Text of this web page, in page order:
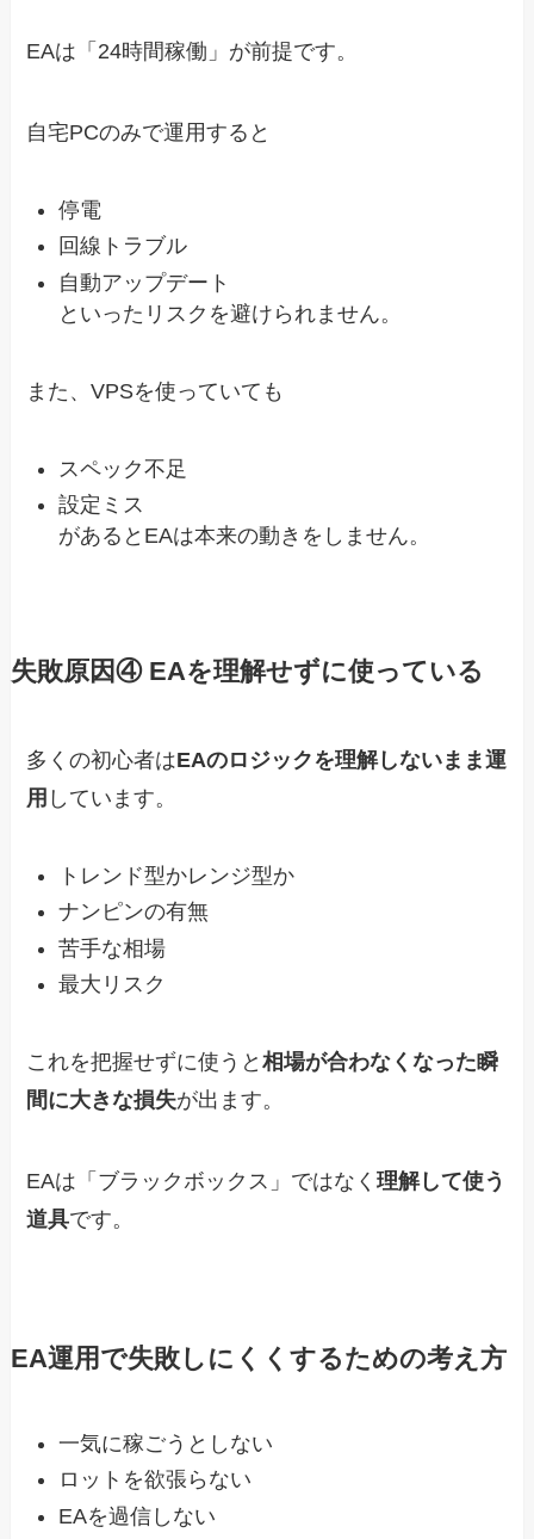
EAは「24時間稼働」が前提です。
自宅PCのみで運用すると
停電
回線トラブル
自動アップデート
といったリスクを避けられません。
また、VPSを使っていても
スペック不足
設定ミス
があるとEAは本来の動きをしません。
失敗原因④ EAを理解せずに使っている
多くの初心者はEAのロジックを理解しないまま運
用 しています。
トレンド型かレンジ型か
ナンピンの有無
苦手な相場
最大リスク
これを把握せずに使うと相場が合わなくなった瞬
間に大きな損失が出ます。
EAは「ブラックボックス」ではなく理解して使う
道具です。
EA運用で失敗しにくくするための考え方
一気に稼ごうとしない
ロットを欲張らない
EAを過信しない